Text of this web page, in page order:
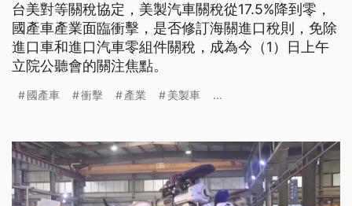
台美對等關稅協定，美製汽車關稅從17.5%降到零，
國產車產業面臨衝擊，是否修訂海關進口稅則，免除
進口車和進口汽車零組件關稅，成為今（1）日上午
立院公聽會的關注焦點。
國產車 衝擊 產業 美製車 ...